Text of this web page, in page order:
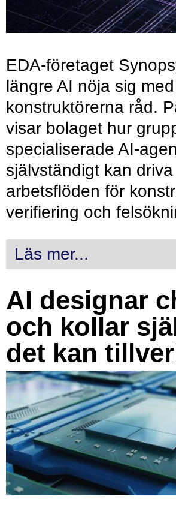
EDA-företaget
längre AI nöja sig
konstruktörerna råd.
visar bolaget hur
specialiserade AI-
självständigt kan
arbetsflöden för
verifiering och
Läs mer...
AI designar
och kollar
det kan